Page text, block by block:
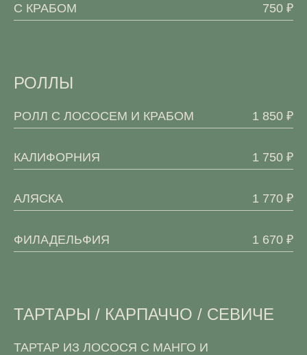
С КРАБОМ 750 ₽
РОЛЛЫ
РОЛЛ С ЛОСОСЕМ И КРАБОМ 1 850 ₽
КАЛИФОРНИЯ 1 750 ₽
АЛЯСКА 1 770 ₽
ФИЛАДЕЛЬФИЯ 1 670 ₽
ТАРТАРЫ / КАРПАЧЧО / СЕВИЧЕ
ТАРТАР ИЗ ЛОСОСЯ С МАНГО И